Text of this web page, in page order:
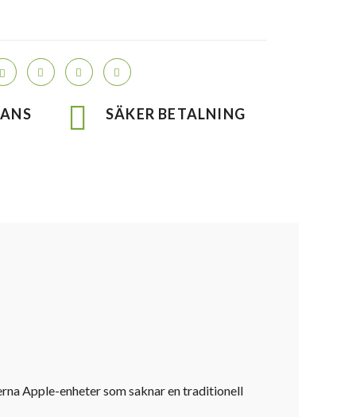
SÄKER BETALNING
Apple-enheter som saknar en traditionell